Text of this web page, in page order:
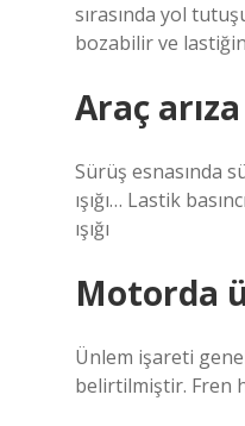
sırasında yol
bozabilir ve
Araç
Sürüş esnasında
ışığı… Lastik
ışığı
Motorda
Ünlem işareti
belirtilmiştir. Fren